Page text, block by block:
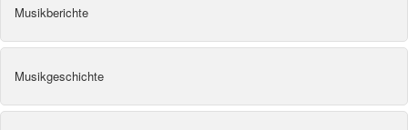
Musikberichte
Musikgeschichte